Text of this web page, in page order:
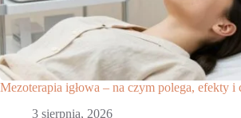
Mezoterapia igłowa – na czym polega, efekty i
3 sierpnia, 2026